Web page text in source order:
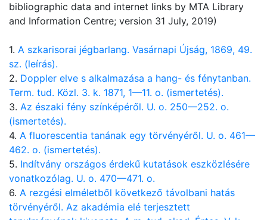
bibliographic data and internet links by MTA Library
and Information Centre; version 31 July, 2019)
1. A szkarisorai jégbarlang. Vasárnapi Újság, 1869, 49.
sz. (leírás).
2. Doppler elve s alkalmazása a hang- és fénytanban.
Term. tud. Közl. 3. k. 1871, 1—11. o. (ismertetés).
3. Az északi fény színképéről. U. o. 250—252. o.
(ismertetés).
4. A fluorescentia tanának egy törvényéről. U. o. 461—
462. o. (ismertetés).
5. Indítvány országos érdekű kutatások eszközlésére
vonatkozólag. U. o. 470—471. o.
6. A rezgési elméletből következő távolbani hatás
törvényéről. Az akadémia elé terjesztett